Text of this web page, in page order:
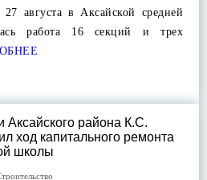
августа в Аксайской средней
работа 16 секций и трех
Аксайского района К.С.
ход капитального ремонта
школы